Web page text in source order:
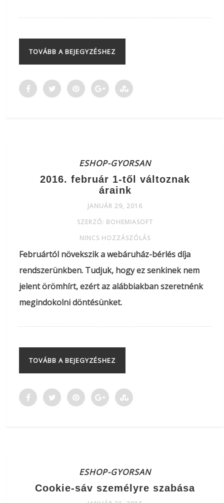
TOVÁBB A BEJEGYZÉSHEZ
ESHOP-GYORSAN
2016. február 1-től változnak
áraink
JANUÁR 29, 2016
SZERZŐ: BOHEMIASOFT
NINCS HOZZÁSZÓLÁS
Februártól növekszik a webáruház-bérlés díja
rendszerünkben. Tudjuk, hogy ez senkinek nem
jelent örömhírt, ezért az alábbiakban szeretnénk
megindokolni döntésünket.
TOVÁBB A BEJEGYZÉSHEZ
ESHOP-GYORSAN
Cookie-sáv személyre szabása